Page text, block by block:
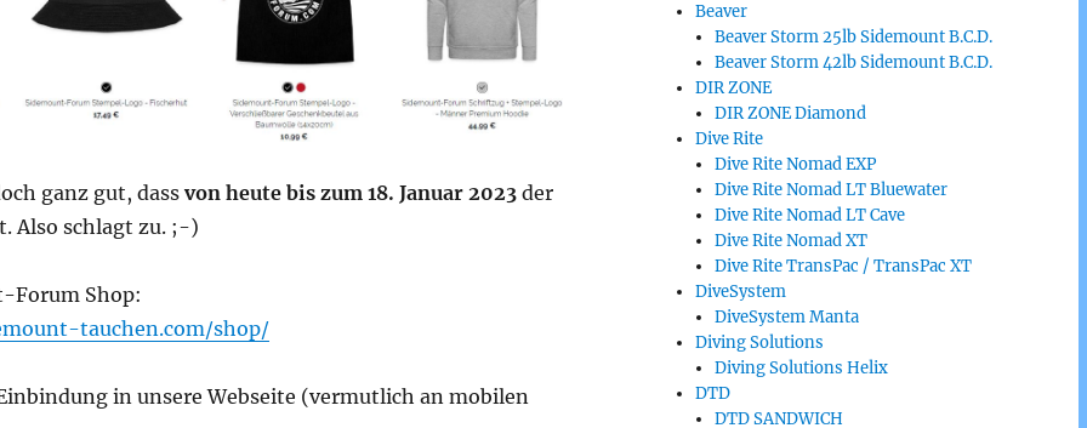
ganz gut, dass von heute bis zum 18. Januar 2023 der
Also schlagt zu. ;-)
Forum Shop:
tauchen.com/shop/
in unsere Webseite (vermutlich an mobilen
Beaver
Beaver Storm 25lb Sidemount B.C.D.
Beaver Storm 42lb Sidemount B.C.D.
DIR ZONE
DIR ZONE Diamond
Dive Rite
Dive Rite Nomad EXP
Dive Rite Nomad LT Bluewater
Dive Rite Nomad LT Cave
Dive Rite Nomad XT
Dive Rite TransPac / TransPac XT
DiveSystem
DiveSystem Manta
Diving Solutions
Diving Solutions Helix
DTD
DTD SANDWICH